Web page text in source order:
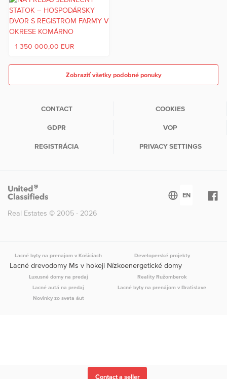
1 350 000,00 EUR
Zobraziť všetky podobné ponuky
CONTACT COOKIES
GDPR VOP
REGISTRÁCIA PRIVACY SETTINGS
Real Estates © 2005 - 2026
Lacné byty na prenajom v Košiciach Developerské projekty
Lacné drevodomy Ms v hokeji Nízkoenergetické domy
Luxusné domy na predaj
Reality Ružomberok
Lacné autá na predaj
Lacné byty na prenájom v Bratislave
Novinky zo sveta áut